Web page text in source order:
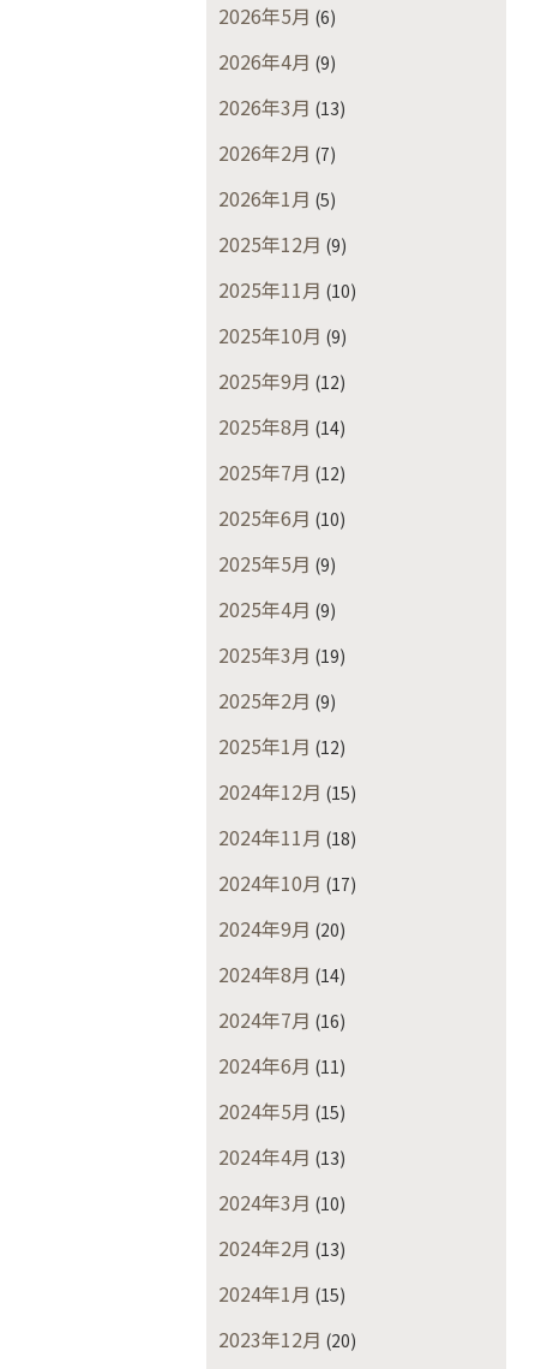
2026年5月 (6)
2026年4月 (9)
2026年3月 (13)
2026年2月 (7)
2026年1月 (5)
2025年12月 (9)
2025年11月 (10)
2025年10月 (9)
2025年9月 (12)
2025年8月 (14)
2025年7月 (12)
2025年6月 (10)
2025年5月 (9)
2025年4月 (9)
2025年3月 (19)
2025年2月 (9)
2025年1月 (12)
2024年12月 (15)
2024年11月 (18)
2024年10月 (17)
2024年9月 (20)
2024年8月 (14)
2024年7月 (16)
2024年6月 (11)
2024年5月 (15)
2024年4月 (13)
2024年3月 (10)
2024年2月 (13)
2024年1月 (15)
2023年12月 (20)